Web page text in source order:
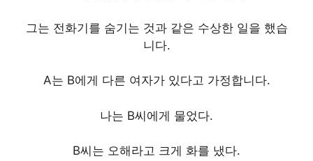
그는 전화기를 숨기는 것과 같은 수상한 일을 했습
니다.
A는 B에게 다른 여자가 있다고 가정합니다.
나는 B씨에게 물었다.
B씨는 오해라고 크게 화를 냈다.